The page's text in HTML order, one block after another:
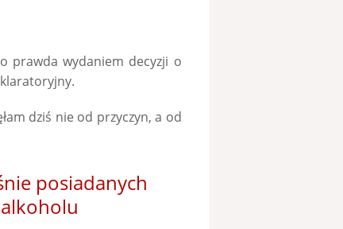
prawda wydaniem decyzji o
dziś nie od przyczyn, a od
posiadanych